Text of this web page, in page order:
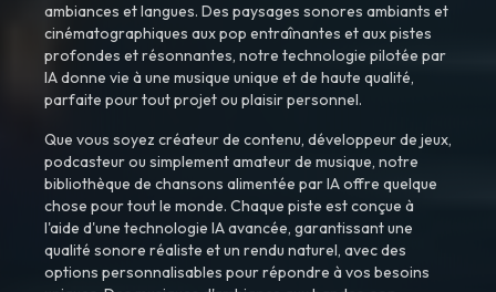
ambiances et langues. Des paysages sonores ambiants et
cinématographiques aux pop entraînantes et aux pistes
profondes et résonnantes, notre technologie pilotée par
IA donne vie à une musique unique et de haute qualité,
parfaite pour tout projet ou plaisir personnel.
Que vous soyez créateur de contenu, développeur de jeux,
podcasteur ou simplement amateur de musique, notre
bibliothèque de chansons alimentée par IA offre quelque
chose pour tout le monde. Chaque piste est conçue à
l'aide d'une technologie IA avancée, garantissant une
qualité sonore réaliste et un rendu naturel, avec des
options personnalisables pour répondre à vos besoins